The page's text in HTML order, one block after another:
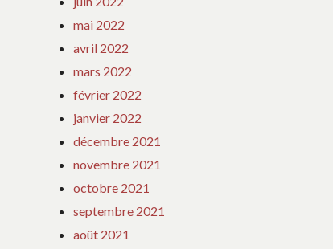
mai 2022
avril 2022
mars 2022
février 2022
janvier 2022
décembre 2021
novembre 2021
octobre 2021
septembre 2021
août 2021